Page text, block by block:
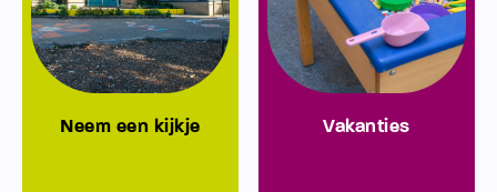
Neem een kijkje Vakanties